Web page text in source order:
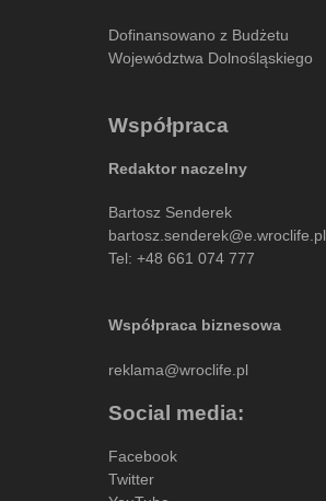
Dofinansowano z Budżetu
Województwa Dolnośląskiego
Współpraca
Redaktor naczelny
Bartosz Senderek
bartosz.senderek@e.wroclife.pl
Tel: +48 661 074 777
Współpraca biznesowa
reklama@wroclife.pl
Social media:
Facebook
Twitter